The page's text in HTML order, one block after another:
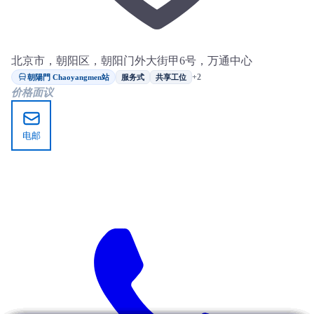
北京市，朝阳区，朝阳门外大街甲6号，万通中心
朝陽門 Chaoyangmen站 服务式 共享工位 +2
价格面议
电邮